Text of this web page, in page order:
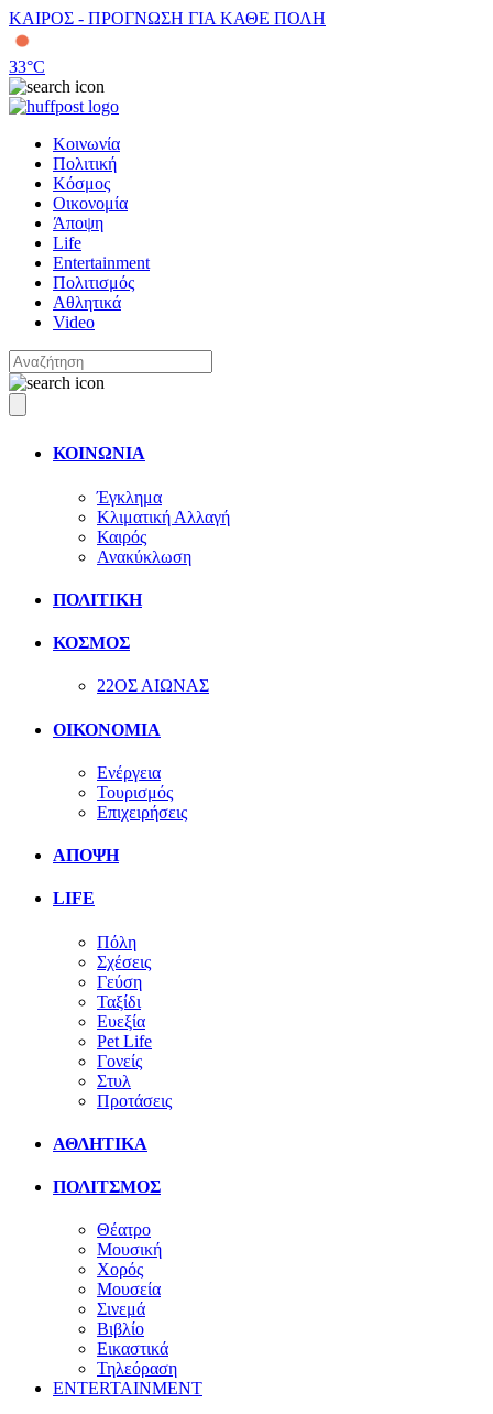
ΚΑΙΡΟΣ - ΠΡΟΓΝΩΣΗ ΓΙΑ ΚΑΘΕ ΠΟΛΗ
33°C
Κοινωνία
Πολιτική
Κόσμος
Οικονομία
Άποψη
Life
Entertainment
Πολιτισμός
Αθλητικά
Video
ΚΟΙΝΩΝΙΑ
Έγκλημα
Κλιματική Αλλαγή
Καιρός
Ανακύκλωση
ΠΟΛΙΤΙΚΗ
ΚΟΣΜΟΣ
22ΟΣ ΑΙΩΝΑΣ
ΟΙΚΟΝΟΜΙΑ
Ενέργεια
Τουρισμός
Επιχειρήσεις
ΑΠΟΨΗ
LIFE
Πόλη
Σχέσεις
Γεύση
Ταξίδι
Ευεξία
Pet Life
Γονείς
Στυλ
Προτάσεις
ΑΘΛΗΤΙΚΑ
ΠΟΛΙΤΣΜΟΣ
Θέατρο
Μουσική
Χορός
Μουσεία
Σινεμά
Βιβλίο
Εικαστικά
Τηλεόραση
ENTERTAINMENT